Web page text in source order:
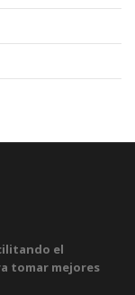
el
tomar mejores